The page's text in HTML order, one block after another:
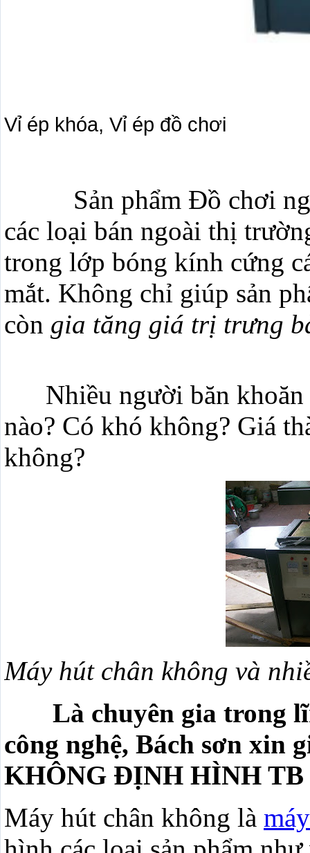
Vỉ ép khóa, Vỉ ép đồ chơi
Sản phẩm Đồ chơi ngộ
các loại bán ngoài thị
trong lớp bóng kính cứng
mắt. Không chỉ giúp sản
còn gia tăng giá trị trưng
Nhiều người băn khoăn
nào? Có khó không? Giá
không?
Máy hút chân không và
Là chuyên gia trong
công nghệ, Bách sơn xin
KHÔNG ĐỊNH HÌNH TB
Máy hút chân không là